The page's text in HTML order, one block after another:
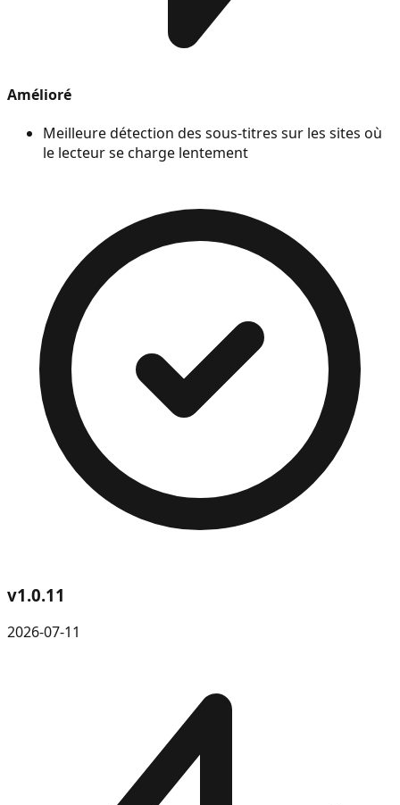
Amélioré
Meilleure détection des sous-titres sur les sites où
le lecteur se charge lentement
v1.0.11
2026-07-11